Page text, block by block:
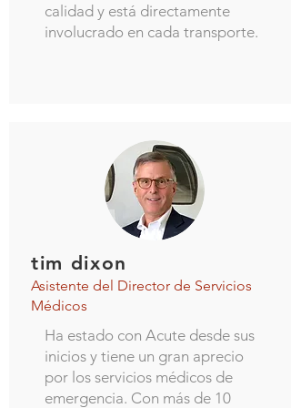
calidad y está directamente
involucrado en cada transporte.
tim dixon
Asistente del Director de Servicios
Médicos
Ha estado con Acute desde sus
inicios y tiene un gran aprecio
por los servicios médicos de
emergencia. Con más de 10